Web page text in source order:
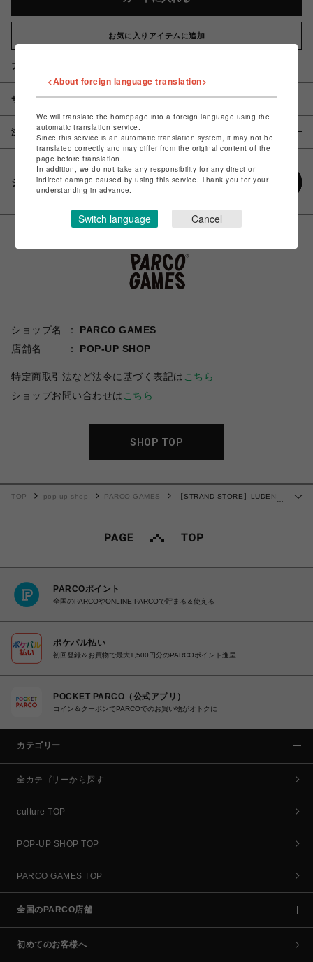
お気に入りアイテムに追加
アイテム説明 / 素材
サイズ
注意事項
シェアする
ショップ名
PARCO GAMES
店舗名
POP-UP SHOP
特定商取引法など法令に基づく表記は こちら
ショップお問い合わせは こちら
SHOP TOP
…
TOP pop-up-shop PARCO GAMES
【STRAND STORE】LUDENS
PARCOポイント
全国のPARCOやONLINE PARCOで貯まる＆使える
ポケパル払い
初回登録＆お買物で最大1,500円分のPARCOポイント進呈
POCKET PARCO（公式アプリ）
コイン＆クーポンでPARCOでのお買い物がオトクに
カテゴリー
全カテゴリーから探す
culture TOP
POP-UP SHOP TOP
PARCO GAMES TOP
全国のPARCO店舗
初めてのお客様へ
<About foreign language translation>
We will translate the homepage into a foreign language using the
automatic translation service.
Since this service is an automatic translation system, it may not be
translated correctly and may differ from the original content of the
page before translation.
In addition, we do not take any responsibility for any direct or
indirect damage caused by using this service. Thank you for your
understanding in advance.
Switch language Cancel